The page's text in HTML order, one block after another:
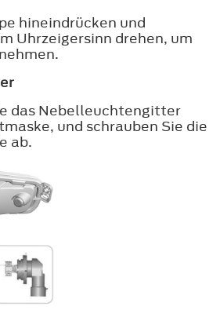
hineindrücken und
Uhrzeigersinn drehen, um
das Nebelleuchtengitter
und schrauben Sie die
ab.